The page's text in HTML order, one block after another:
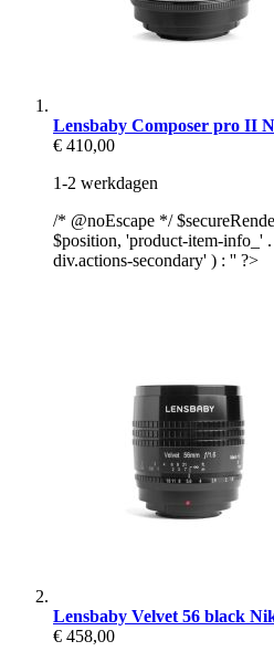
Lensbaby Composer pro II
€ 410,00
1-2 werkdagen
/* @noEscape */
$position, 'product-item-info_'
div.actions-secondary' ) : '' ?>
Lensbaby Velvet 56 black
€ 458,00